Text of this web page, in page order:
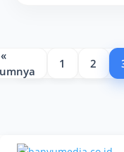
«
1 2